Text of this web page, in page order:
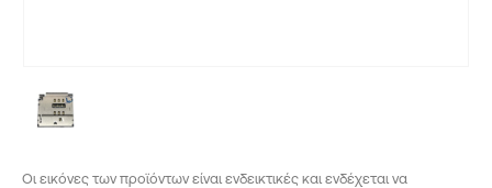
Οι εικόνες των προϊόντων είναι ενδεικτικές και ενδέχεται να